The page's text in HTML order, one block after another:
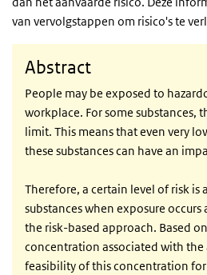
van vervolgstappen om risico's te
Abstract
People may be exposed to
workplace. For some substances,
limit. This means that even very
these substances can have an
Therefore, a certain level of risk is
substances when exposure occurs
the risk-based approach. Based
concentration associated with the
feasibility of this concentration